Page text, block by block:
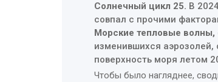
Солнечный цикл 25. В
совпал с прочими
Морские тепловые волны,
изменившихся аэрозолей,
поверхность моря летом
Чтобы было нагляднее,